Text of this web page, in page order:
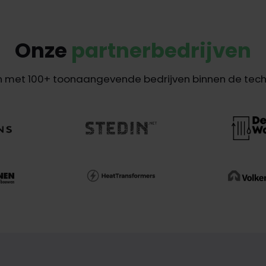
Onze partnerbedrijven
met 100+ toonaangevende bedrijven binnen de